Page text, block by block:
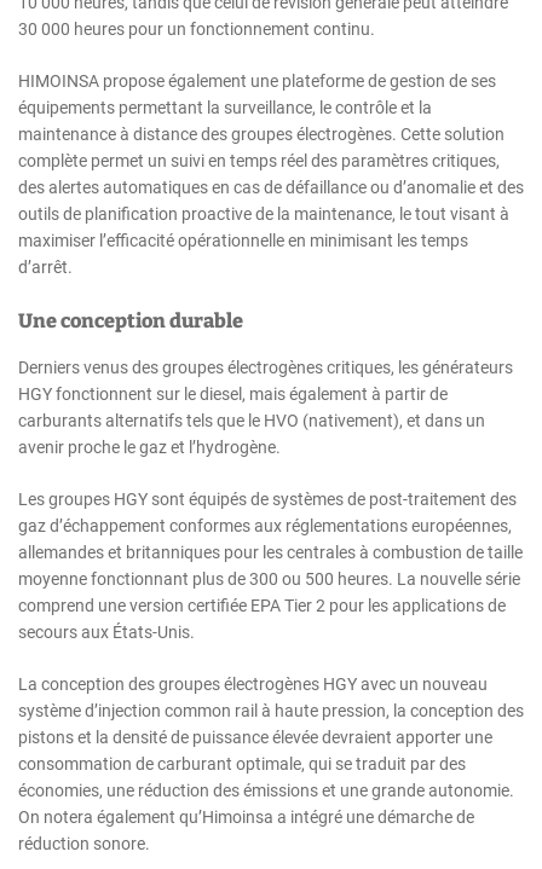
30 000 heures pour un fonctionnement continu.
HIMOINSA propose également une plateforme de gestion de ses
équipements permettant la surveillance, le contrôle et la
maintenance à distance des groupes électrogènes. Cette solution
complète permet un suivi en temps réel des paramètres critiques,
des alertes automatiques en cas de défaillance ou d’anomalie et des
outils de planification proactive de la maintenance, le tout visant à
maximiser l’efficacité opérationnelle en minimisant les temps
d’arrêt.
Une conception durable
Derniers venus des groupes électrogènes critiques, les générateurs
HGY fonctionnent sur le diesel, mais également à partir de
carburants alternatifs tels que le HVO (nativement), et dans un
avenir proche le gaz et l’hydrogène.
Les groupes HGY sont équipés de systèmes de post-traitement des
gaz d’échappement conformes aux réglementations européennes,
allemandes et britanniques pour les centrales à combustion de taille
moyenne fonctionnant plus de 300 ou 500 heures. La nouvelle série
comprend une version certifiée EPA Tier 2 pour les applications de
secours aux États-Unis.
La conception des groupes électrogènes HGY avec un nouveau
système d’injection common rail à haute pression, la conception des
pistons et la densité de puissance élevée devraient apporter une
consommation de carburant optimale, qui se traduit par des
économies, une réduction des émissions et une grande autonomie.
On notera également qu’Himoinsa a intégré une démarche de
réduction sonore.